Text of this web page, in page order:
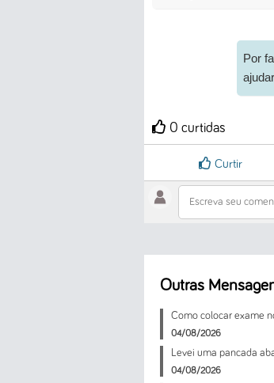
Por
0 curtidas
Curtir
Escreva seu
Outras
Como colocar exame
04/08/2026
Levei uma pancada
04/08/2026